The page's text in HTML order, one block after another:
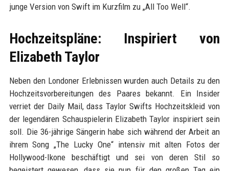
junge Version von Swift im Kurzfilm zu „All Too Well“.
Hochzeitspläne: Inspiriert von
Elizabeth Taylor
Neben den Londoner Erlebnissen wurden auch Details zu den
Hochzeitsvorbereitungen des Paares bekannt. Ein Insider
verriet der Daily Mail, dass Taylor Swifts Hochzeitskleid von
der legendären Schauspielerin Elizabeth Taylor inspiriert sein
soll. Die 36-jährige Sängerin habe sich während der Arbeit an
ihrem Song „The Lucky One“ intensiv mit alten Fotos der
Hollywood-Ikone beschäftigt und sei von deren Stil so